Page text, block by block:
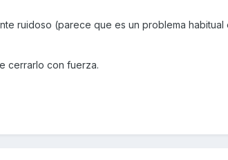
ruidoso (parece que es un problema habitual
cerrarlo con fuerza.